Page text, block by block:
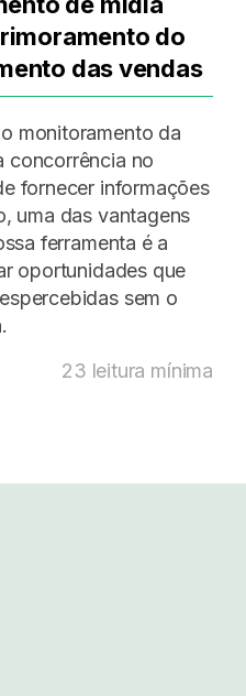
do
das vendas
monitoramento da
concorrência no
fornecer informações
uma das vantagens
ferramenta é a
oportunidades que
sem o
23 leitura mínima